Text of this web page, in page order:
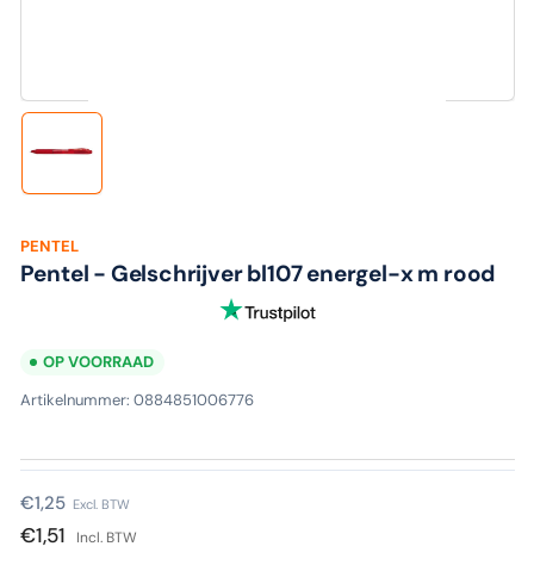
Laad
galerijweergave
PENTEL
Pentel - Gelschrijver bl107 energel-x m rood
OP VOORRAAD
Artikelnummer: 0884851006776
Normale
prijs
€1,25 Excl. BTW
€1,51 Incl. BTW